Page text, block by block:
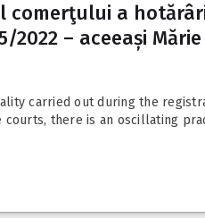
a
– aceeași
carried out during the
there is an oscillating